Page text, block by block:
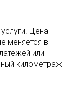
Цена
меняется в
или
километраж